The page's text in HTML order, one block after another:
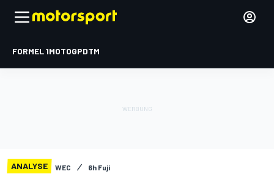
FORMEL 1MOTOGPDTM
ANALYSE WEC 6h Fuji